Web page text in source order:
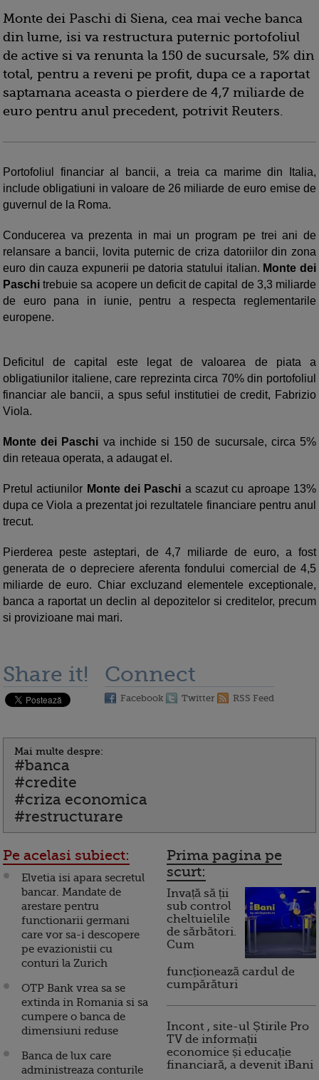
Monte dei Paschi di Siena, cea mai veche banca
din lume, isi va restructura puternic portofoliul
de active si va renunta la 150 de sucursale, 5% din
total, pentru a reveni pe profit, dupa ce a raportat
saptamana aceasta o pierdere de 4,7 miliarde de
euro pentru anul precedent, potrivit Reuters.
Portofoliul financiar al bancii, a treia ca marime din Italia,
include obligatiuni in valoare de 26 miliarde de euro emise de
guvernul de la Roma.
Conducerea va prezenta in mai un program pe trei ani de
relansare a bancii, lovita puternic de criza datoriilor din zona
euro din cauza expunerii pe datoria statului italian. Monte dei
Paschi trebuie sa acopere un deficit de capital de 3,3 miliarde
de euro pana in iunie, pentru a respecta reglementarile
europene.
Deficitul de capital este legat de valoarea de piata a
obligatiunilor italiene, care reprezinta circa 70% din portofoliul
financiar ale bancii, a spus seful institutiei de credit, Fabrizio
Viola.
Monte dei Paschi va inchide si 150 de sucursale, circa 5%
din reteaua operata, a adaugat el.
Pretul actiunilor Monte dei Paschi a scazut cu aproape 13%
dupa ce Viola a prezentat joi rezultatele financiare pentru anul
trecut.
Pierderea peste asteptari, de 4,7 miliarde de euro, a fost
generata de o depreciere aferenta fondului comercial de 4,5
miliarde de euro. Chiar excluzand elementele exceptionale,
banca a raportat un declin al depozitelor si creditelor, precum
si provizioane mai mari.
Share it! Connect
Facebook Twitter RSS Feed
Mai multe despre:
#banca
#credite
#criza economica
#restructurare
Pe acelasi subiect:
Elvetia isi apara secretul
bancar. Mandate de
arestare pentru
functionarii germani
care vor sa-i descopere
pe evazionistii cu
conturi la Zurich
OTP Bank vrea sa se
extinda in Romania si sa
cumpere o banca de
dimensiuni reduse
Banca de lux care
administreaza conturile
Prima pagina pe
scurt:
Invață să ții
sub control
cheltuielile
de sărbători.
Cum
funcționează cardul de
cumpărături
Incont , site-ul Știrile Pro
TV de informații
economice și educație
financiară, a devenit iBani